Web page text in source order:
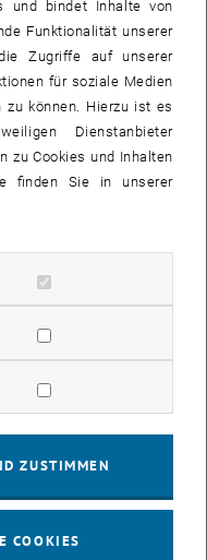
Subseiten von
Subseiten von DMP
Subseiten von
Subseiten von
und bindet Inhalte von
Funktionalität unserer
Zugriffe auf unserer
für soziale Medien
zu können. Hierzu ist es
Dienstanbieter
zu Cookies und Inhalten
finden Sie in unserer
Cookies zulassen
Cookies zulassen
Cookies zulassen
ZUSTIMMEN
COOKIES